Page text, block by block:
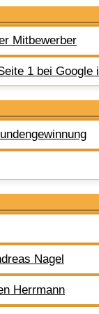
Mitbewerber
1 bei Google
Nagel
Herrmann